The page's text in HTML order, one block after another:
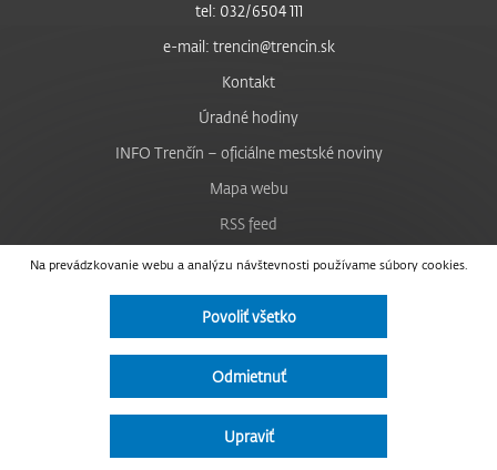
Na prevádzkovanie webu a analýzu návštevnosti používame súbory cookies.
Povoliť všetko
Odmietnuť
Upraviť
tel: 032/6504 111
e-mail: trencin@trencin.sk
Kontakt
Úradné hodiny
INFO Trenčín – oficiálne mestské noviny
Mapa webu
RSS feed
Nastavenie cookies
Facebook
Instagram
Vyhlásenie o prístupnosti